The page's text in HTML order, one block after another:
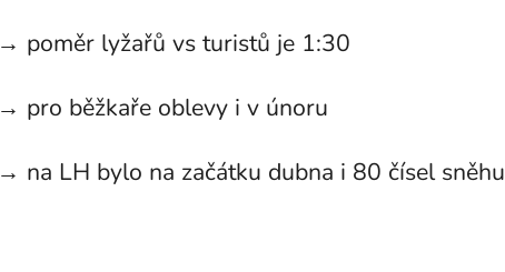
→ poměr lyžařů vs turistů je 1:30
→ pro běžkaře oblevy i v únoru
→ na LH bylo na začátku dubna i 80 čísel sněhu